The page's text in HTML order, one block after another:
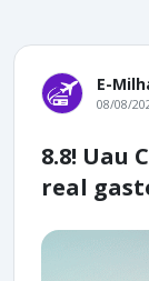
E-
08/08/
8.8! Uau
real